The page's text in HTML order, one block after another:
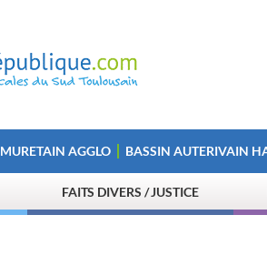
MURETAIN AGGLO BASSIN AUTERIVAIN
FAITS DIVERS / JUSTICE